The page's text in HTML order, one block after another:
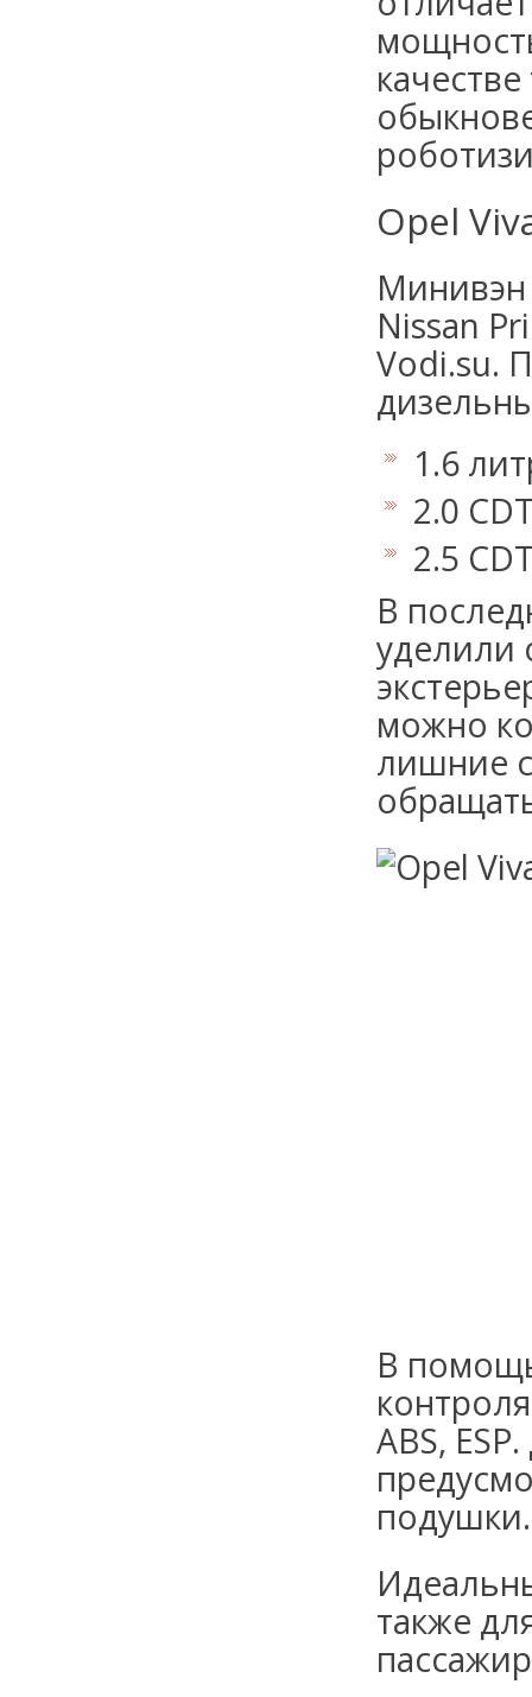
Opel
Минивэн
Nissan
Vodi.su.
1.6
2.0
2.5
В
уделили
можно
лишние
В
ABS,
подушки.
также